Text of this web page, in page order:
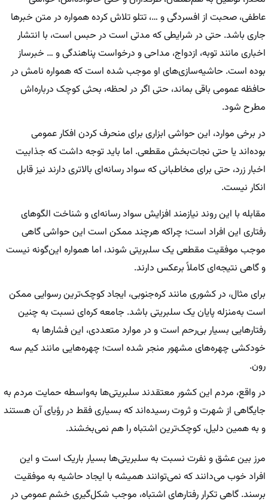
عاطفی، صحبت از افسردگی و …، تتلو تلاش کرده همواره در متن خبر‌ها
جاری باشد. حتی در شرایطی که مدتی است در حبس است، با انتشار
اخباری مانند توبه، ازدواج، مداحی و درخواست پناهندگی و … خبرساز
بوده است. حاشیه‌سازی‌های او موجب شده است که همواره نامش در
حافظه عمومی باقی بماند، حتی اگر در لحظه، بحثی کوچک درباره‌اش
مطرح شود.
در برخی موارد، این حواشی ابزاری برای منحرف کردن افکار عمومی
بوده‌اند یا حتی نجات‌بخش مقطعی. اما باید توجه داشت که جذابیت
اخبار زرد، حتی برای مخاطبانی که سواد رسانه‌ای بالاتری دارند نیز قابل
انکار نیست.
مقابله با این روند نیازمند افزایش سواد رسانه‌ای و شناخت الگو‌های
رفتاری این افراد است؛ چراکه هرچند ممکن است این حواشی گاهی
موجب موفقیت مقطعی یک سلبریتی شوند، اما همواره این‌گونه نیست
و گاهی نتیجه‌ای کاملاً برعکس دارند.
برای مثال، در کشوری مانند کره‌جنوبی، ایجاد کوچک‌ترین رسوایی ممکن
است به‌منزله پایان یک سلبریتی باشد. جامعه کره‌ای نسبت به چنین
رفتار‌هایی بسیار بی‌رحم است و در موارد متعددی، این فشار‌ها به
خودکشی چهره‌های مشهور منجر شده است؛ چهره‌هایی مانند کیم سه
رون.
در واقع، مردم این کشور معتقدند سلبریتی‌ها به‌واسطه حمایت مردم به
جایگاهی از شهرت و ثروت رسیده‌اند که بسیاری فقط در رؤیای آن هستند
و به همین دلیل، کوچک‌ترین اشتباه را هم نمی‌بخشند.
مرز بین عشق و نفرت نسبت به سلبریتی‌ها بسیار باریک است و این
افراد خوب می‌دانند که نمی‌توانند همیشه با ایجاد حاشیه به موفقیت
برسند. گاهی تکرار رفتار‌های اشتباه، موجب شکل‌گیری خشم عمومی در